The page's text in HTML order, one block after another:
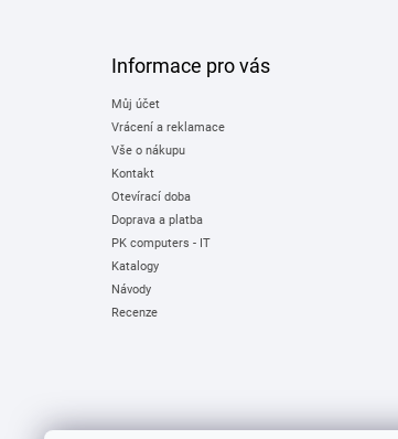
Informace pro vás
Můj účet
Vrácení a reklamace
Vše o nákupu
Kontakt
Otevírací doba
Doprava a platba
PK computers - IT
Katalogy
Návody
Recenze